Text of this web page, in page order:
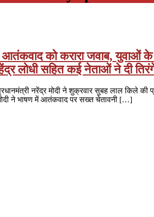
आतंकवाद को करारा जवाब, युवाओं
लोधी सहित कई नेताओं ने दी
नरेंद्र मोदी ने शुक्रवार सुबह लाल किले
ने भाषण में आतंकवाद पर सख्त चेतावनी […]